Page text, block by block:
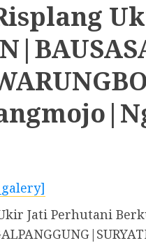
Jati Perhutani